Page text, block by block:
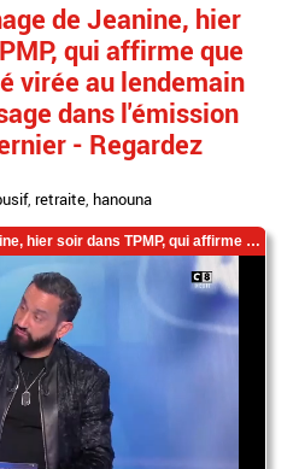
de Jeanine, hier
qui affirme que
virée au lendemain
dans l'émission
- Regardez
,retraite,hanouna